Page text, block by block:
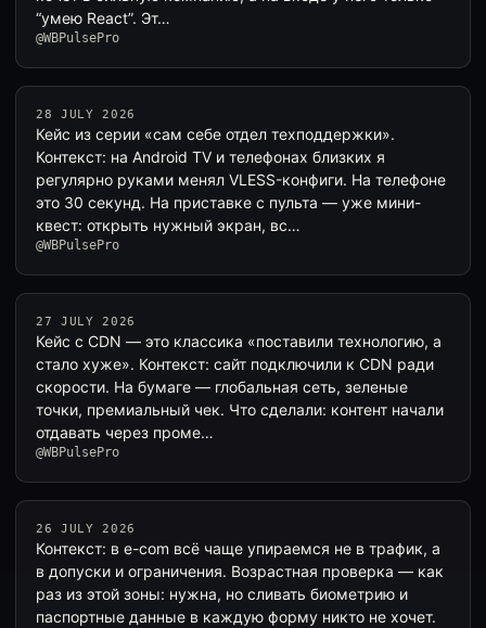
“умею React”. Эт…
@WBPulsePro
28 JULY 2026
Кейс из серии «сам себе отдел техподдержки».
Контекст: на Android TV и телефонах близких я
регулярно руками менял VLESS-конфиги. На телефоне
это 30 секунд. На приставке с пульта — уже мини-
квест: открыть нужный экран, вс…
@WBPulsePro
27 JULY 2026
Кейс с CDN — это классика «поставили технологию, а
стало хуже». Контекст: сайт подключили к CDN ради
скорости. На бумаге — глобальная сеть, зеленые
точки, премиальный чек. Что сделали: контент начали
отдавать через проме…
@WBPulsePro
26 JULY 2026
Контекст: в e-com всё чаще упираемся не в трафик, а
в допуски и ограничения. Возрастная проверка — как
раз из этой зоны: нужна, но сливать биометрию и
паспортные данные в каждую форму никто не хочет.